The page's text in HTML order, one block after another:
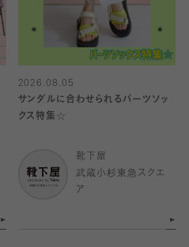
2026.08.05
サンダルに合わせられるパーツソッ
クス特集☆
靴下屋
武蔵小杉東急スクエ
ア